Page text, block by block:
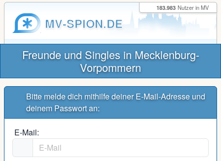
MV-SPION.DE
183.983 Nutzer in MV
Freunde und Singles in Mecklenburg-
Vorpommern
Bitte melde dich mithilfe deiner E-Mail-Adresse und
deinem Passwort an:
E-Mail: